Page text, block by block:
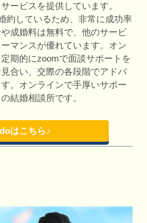
ービスを提供しています。
約しているため、非常に成功率
成婚料は無料で、他のサービ
マンスが優れています。オン
期的にzoomで面談サポートを
合い、交際の各段階でアドバ
。オンラインで手厚いサポー
結婚相談所です。
はこちら♪